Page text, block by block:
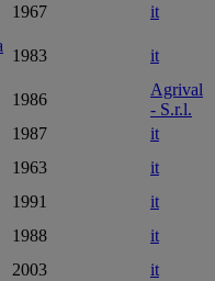
1967
it
1983 it
1986
Agrival
- S.r.l.
1987
it
1963
it
1991
it
1988
it
2003
it